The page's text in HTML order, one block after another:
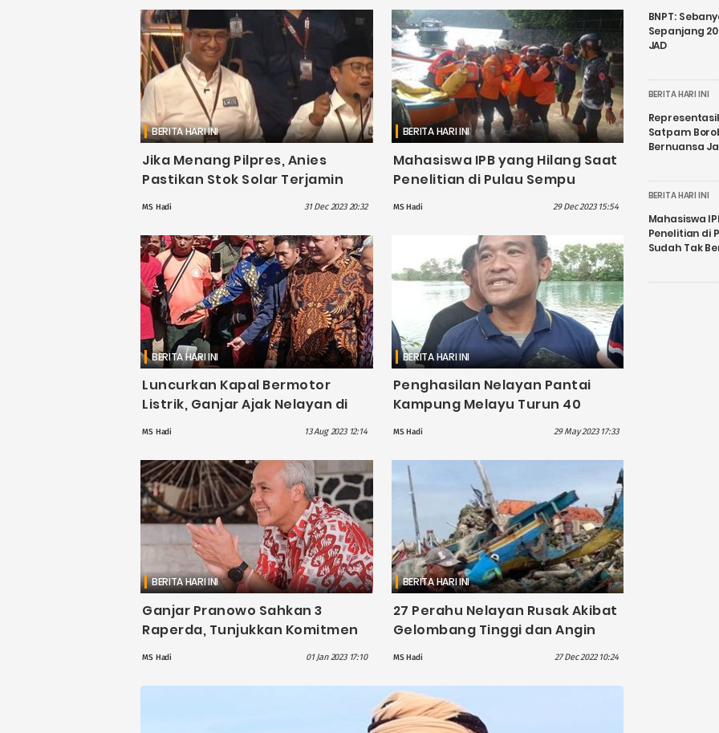
BERITA HARI INI
Jika Menang Pilpres, Anies
Pastikan Stok Solar Terjamin
hingga Permudah Izin Melaut
MS Hadi 31 Dec 2023 20:32
BERITA HARI INI
Mahasiswa IPB yang Hilang Saat
Penelitian di Pulau Sempu
Ditemukan Sudah Tak Bernyawa
MS Hadi 29 Dec 2023 15:54
BERITA HARI INI
Luncurkan Kapal Bermotor
Listrik, Ganjar Ajak Nelayan di
Jateng Berani Lakukan
MS Hadi 13 Aug 2023 12:14
BERITA HARI INI
Penghasilan Nelayan Pantai
Kampung Melayu Turun 40
Persen usai Tercemar 7 Ton
MS Hadi 29 May 2023 17:33
BERITA HARI INI
Ganjar Pranowo Sahkan 3
Raperda, Tunjukkan Komitmen
Lindungi Nelayan, Petani Garam
MS Hadi 01 Jan 2023 17:10
BERITA HARI INI
27 Perahu Nelayan Rusak Akibat
Gelombang Tinggi dan Angin
Kencang di Pesisir Pamekasan
MS Hadi 27 Dec 2022 10:24
BNPT:
Sepanjang
JAD
BERITA HARI INI
Satpam
Bernuansa
BERITA HARI INI
Mahasiswa
Penelitian di
Sudah Tak